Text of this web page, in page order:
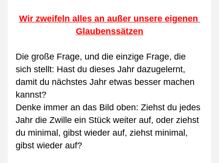
Wir zweifeln alles an außer unsere eigenen
Glaubenssätzen
Die große Frage, und die einzige Frage, die
sich stellt: Hast du dieses Jahr dazugelernt,
damit du nächstes Jahr etwas besser machen
kannst?
Denke immer an das Bild oben: Ziehst du jedes
Jahr die Zwille ein Stück weiter auf, oder ziehst
du minimal, gibst wieder auf, ziehst minimal,
gibst wieder auf?